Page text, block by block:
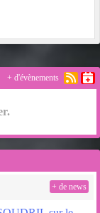
+ d'évènements
+ de news